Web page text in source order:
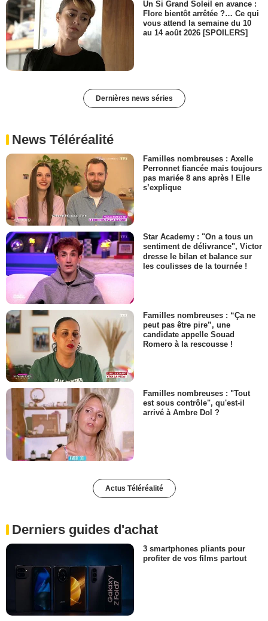
Un Si Grand Soleil en avance :
Flore bientôt arrêtée ?… Ce qui
vous attend la semaine du 10
au 14 août 2026 [SPOILERS]
Dernières news séries
News Téléréalité
Familles nombreuses : Axelle
Perronnet fiancée mais toujours
pas mariée 8 ans après ! Elle
s’explique
Star Academy : "On a tous un
sentiment de délivrance", Victor
dresse le bilan et balance sur
les coulisses de la tournée !
Familles nombreuses : “Ça ne
peut pas être pire”, une
candidate appelle Souad
Romero à la rescousse !
Familles nombreuses : "Tout
est sous contrôle", qu'est-il
arrivé à Ambre Dol ?
Actus Téléréalité
Derniers guides d'achat
3 smartphones pliants pour
profiter de vos films partout